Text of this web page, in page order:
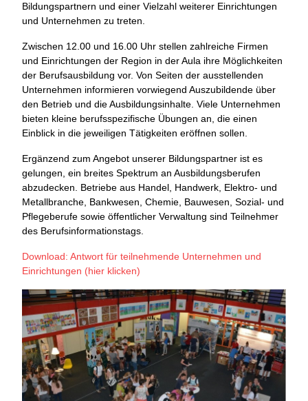
Bildungspartnern und einer Vielzahl weiterer Einrichtungen
und Unternehmen zu treten.
Zwischen 12.00 und 16.00 Uhr stellen zahlreiche Firmen
und Einrichtungen der Region in der Aula ihre Möglichkeiten
der Berufsausbildung vor. Von Seiten der ausstellenden
Unternehmen informieren vorwiegend Auszubildende über
den Betrieb und die Ausbildungsinhalte. Viele Unternehmen
bieten kleine berufsspezifische Übungen an, die einen
Einblick in die jeweiligen Tätigkeiten eröffnen sollen.
Ergänzend zum Angebot unserer Bildungspartner ist es
gelungen, ein breites Spektrum an Ausbildungsberufen
abzudecken. Betriebe aus Handel, Handwerk, Elektro- und
Metallbranche, Bankwesen, Chemie, Bauwesen, Sozial- und
Pflegeberufe sowie öffentlicher Verwaltung sind Teilnehmer
des Berufsinformationstags.
Download: Antwort für teilnehmende Unternehmen und
Einrichtungen (hier klicken)